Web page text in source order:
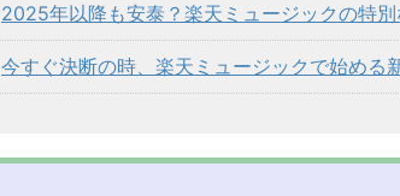
2025年以降も安泰？楽天ミュージックの特別
今すぐ決断の時、楽天ミュージックで始める